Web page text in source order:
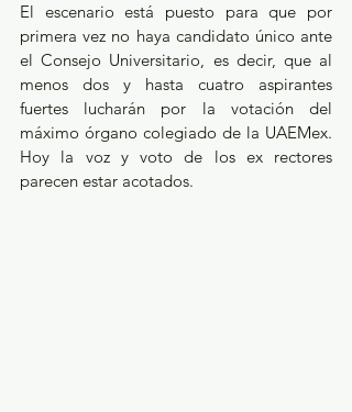
El escenario está puesto para que por
primera vez no haya candidato único ante
el Consejo Universitario, es decir, que al
menos dos y hasta cuatro aspirantes
fuertes lucharán por la votación del
máximo órgano colegiado de la UAEMex.
Hoy la voz y voto de los ex rectores
parecen estar acotados.